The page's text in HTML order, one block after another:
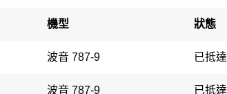
機型 狀態
波音 787-9 已抵達
波音 787-9 已抵達